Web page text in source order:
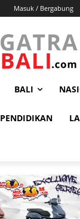
Masuk / Bergabung
BALI
PENDIDIKAN